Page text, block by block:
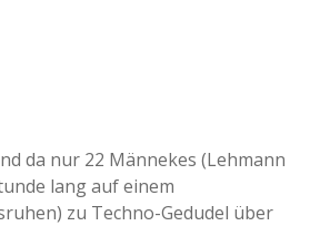
da nur 22 Männekes (Lehmann
lang auf einem
zu Techno-Gedudel über